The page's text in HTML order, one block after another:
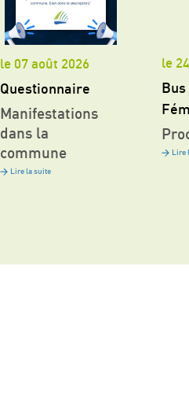
le 07 août 2026
Questionnaire
Manifestations
dans la
commune
Lire la suite
le
Lire